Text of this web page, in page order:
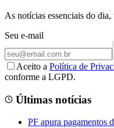
As notícias essenciais do
Seu e-mail
Aceito a Política de
conforme a LGPD.
Últimas notícias
PF apura pagamentos